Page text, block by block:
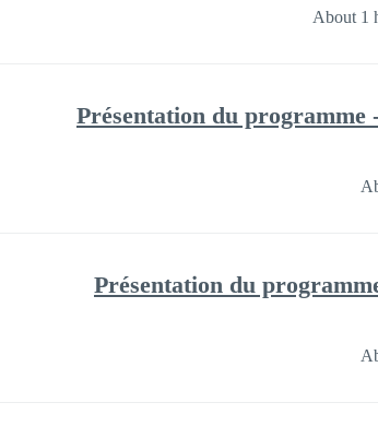
About 1
Présentation du
Présentation du